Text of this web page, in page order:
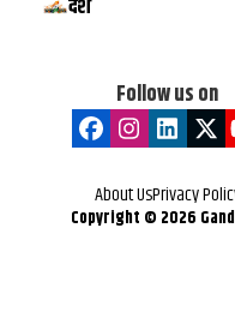
देश
Follow us on
About UsPrivacy
Copyright © 2026